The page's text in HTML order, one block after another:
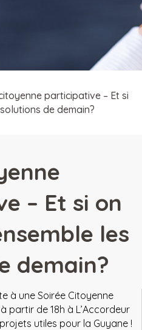
participative – Et si
de demain?
– Et si on
les
demain?
à une Soirée Citoyenne
partir de 18h à L’Accordeur
utiles pour la Guyane !